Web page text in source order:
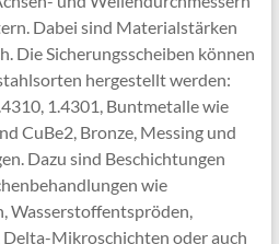
Dabei sind Materialstärken
Die Sicherungsscheiben können
hergestellt werden:
1.4301, Buntmetalle wie
CuBe2, Bronze, Messing und
Dazu sind Beschichtungen
wie
Wasserstoffentspröden,
Mikroschichten oder auch